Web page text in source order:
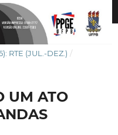
RTE (JUL.-DEZ.) /
UM ATO